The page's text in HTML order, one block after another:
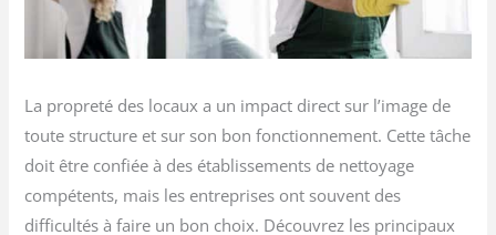
La propreté des locaux a un impact direct sur l’image de
toute structure et sur son bon fonctionnement. Cette tâche
doit être confiée à des établissements de nettoyage
compétents, mais les entreprises ont souvent des
difficultés à faire un bon choix. Découvrez les principaux